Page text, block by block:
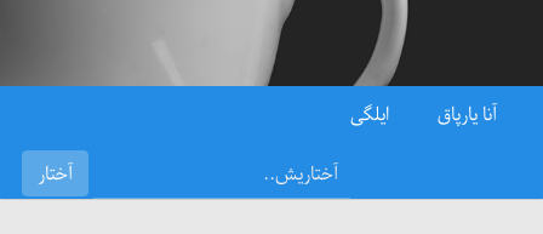
آنا یارپاق ایلگی